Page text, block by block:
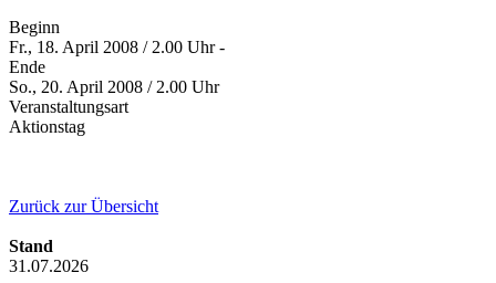
Beginn
Fr., 18. April 2008 / 2.00 Uhr -
Ende
So., 20. April 2008 / 2.00 Uhr
Veranstaltungsart
Aktionstag
Zurück zur Übersicht
Stand
31.07.2026